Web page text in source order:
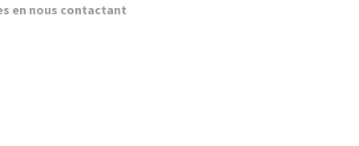
en nous contactant